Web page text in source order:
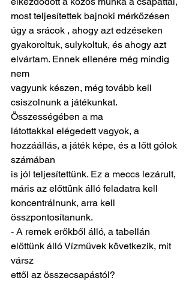
most teljesítettek bajnoki mérkőzésen
úgy a srácok , ahogy azt edzéseken
gyakoroltuk, sulykoltuk, és ahogy azt
elvártam. Ennek ellenére még mindig
nem
vagyunk készen, még tovább kell
csiszolnunk a játékunkat.
Összességében a ma
látottakkal elégedett vagyok, a
hozzáállás, a játék képe, és a lőtt gólok
számában
is jól teljesítettünk. Ez a meccs lezárult,
máris az előttünk álló feladatra kell
koncentrálnunk, arra kell
összpontosítanunk.
- A remek erőkből álló, a tabellán
előttünk álló Vízművek következik, mit
vársz
ettől az összecsapástól?